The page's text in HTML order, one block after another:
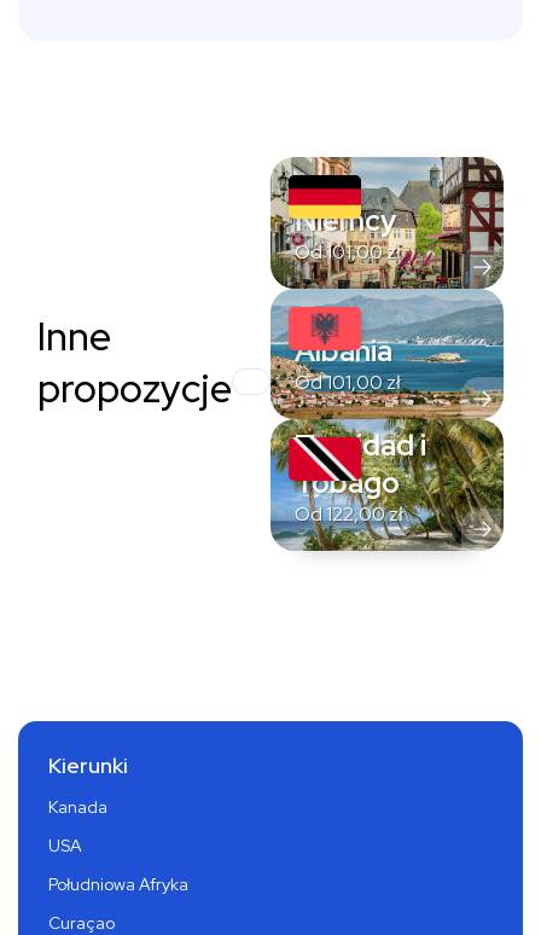
Inne
propozycje
Niemcy
Od101,00zł
Albania
Od101,00zł
Trynidad i
Tobago
Od122,00zł
Kierunki
Kanada
USA
Południowa Afryka
Curaçao